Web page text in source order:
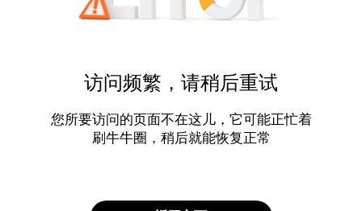
访问频繁，请稍后重试
您所要访问的页面不在这儿，它可能正忙着
刷牛牛圈，稍后就能恢复正常